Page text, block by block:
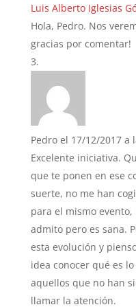
Luis Alberto Iglesias
Hola, Pedro. Nos
gracias por comentar!
Pedro el 17/12/2017 a
Excelente iniciativa.
que te ponen en ese
suerte, no me han
para el mismo
admito pero es sana.
esta evolución y
idea conocer qué es
aquellos que no han
llamar la atención.